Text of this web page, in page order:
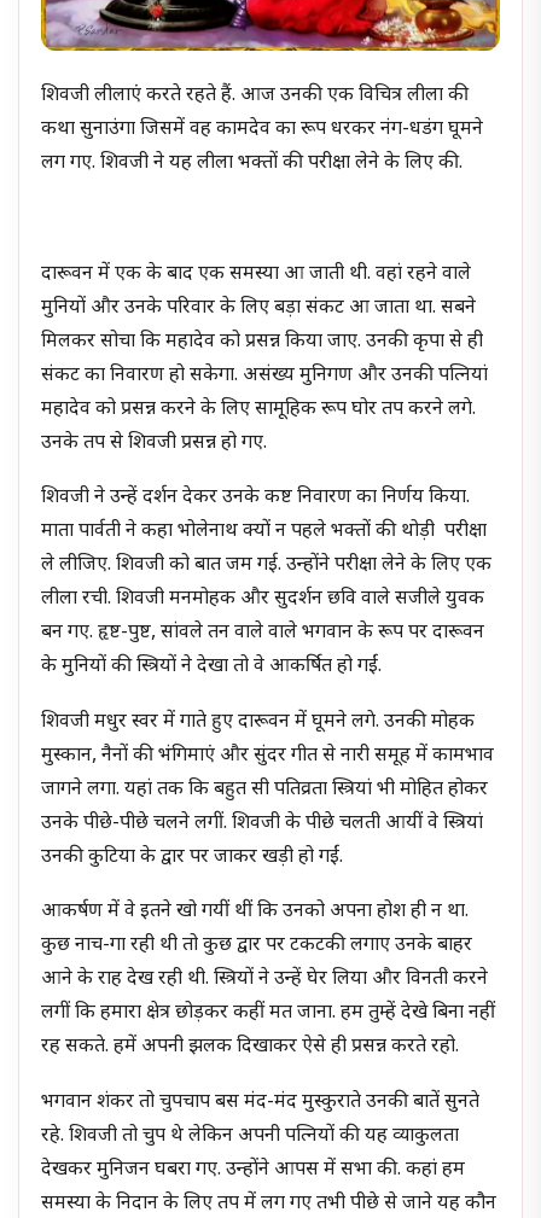
शिवजी लीलाएं करते रहते हैं. आज उनकी एक विचित्र लीला की
कथा सुनाउंगा जिसमें वह कामदेव का रूप धरकर नंग-धडंग घूमने
लग गए. शिवजी ने यह लीला भक्तों की परीक्षा लेने के लिए की.
दारूवन में एक के बाद एक समस्या आ जाती थी. वहां रहने वाले
मुनियों और उनके परिवार के लिए बड़ा संकट आ जाता था. सबने
मिलकर सोचा कि महादेव को प्रसन्न किया जाए. उनकी कृपा से ही
संकट का निवारण हो सकेगा. असंख्य मुनिगण और उनकी पत्नियां
महादेव को प्रसन्न करने के लिए सामूहिक रूप घोर तप करने लगे.
उनके तप से शिवजी प्रसन्न हो गए.
शिवजी ने उन्हें दर्शन देकर उनके कष्ट निवारण का निर्णय किया.
माता पार्वती ने कहा भोलेनाथ क्यों न पहले भक्तों की थोड़ी परीक्षा
ले लीजिए. शिवजी को बात जम गई. उन्होंने परीक्षा लेने के लिए एक
लीला रची. शिवजी मनमोहक और सुदर्शन छवि वाले सजीले युवक
बन गए. हृष्ट-पुष्ट, सांवले तन वाले वाले भगवान के रूप पर दारूवन
के मुनियों की स्त्रियों ने देखा तो वे आकर्षित हो गईं.
शिवजी मधुर स्वर में गाते हुए दारूवन में घूमने लगे. उनकी मोहक
मुस्कान, नैनों की भंगिमाएं और सुंदर गीत से नारी समूह में कामभाव
जागने लगा. यहां तक कि बहुत सी पतिव्रता स्त्रियां भी मोहित होकर
उनके पीछे-पीछे चलने लगीं. शिवजी के पीछे चलती आयीं वे स्त्रियां
उनकी कुटिया के द्वार पर जाकर खड़ी हो गईं.
आकर्षण में वे इतने खो गयीं थीं कि उनको अपना होश ही न था.
कुछ नाच-गा रही थी तो कुछ द्वार पर टकटकी लगाए उनके बाहर
आने के राह देख रही थी. स्त्रियों ने उन्हें घेर लिया और विनती करने
लगीं कि हमारा क्षेत्र छोड़कर कहीं मत जाना. हम तुम्हें देखे बिना नहीं
रह सकते. हमें अपनी झलक दिखाकर ऐसे ही प्रसन्न करते रहो.
भगवान शंकर तो चुपचाप बस मंद-मंद मुस्कुराते उनकी बातें सुनते
रहे. शिवजी तो चुप थे लेकिन अपनी पत्नियों की यह व्याकुलता
देखकर मुनिजन घबरा गए. उन्होंने आपस में सभा की. कहां हम
समस्या के निदान के लिए तप में लग गए तभी पीछे से जाने यह कौन